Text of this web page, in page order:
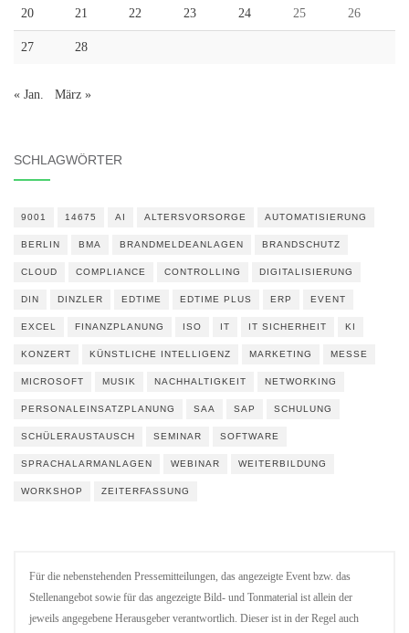
20 21 22 23 24 25 26
27 28
« Jan. März »
SCHLAGWÖRTER
9001 14675 AI ALTERSVORSORGE AUTOMATISIERUNG
BERLIN BMA BRANDMELDEANLAGEN BRANDSCHUTZ
CLOUD COMPLIANCE CONTROLLING DIGITALISIERUNG
DIN DINZLER EDTIME EDTIME PLUS ERP EVENT
EXCEL FINANZPLANUNG ISO IT IT SICHERHEIT KI
KONZERT KÜNSTLICHE INTELLIGENZ MARKETING MESSE
MICROSOFT MUSIK NACHHALTIGKEIT NETWORKING
PERSONALEINSATZPLANUNG SAA SAP SCHULUNG
SCHÜLERAUSTAUSCH SEMINAR SOFTWARE
SPRACHALARMANLAGEN WEBINAR WEITERBILDUNG
WORKSHOP ZEITERFASSUNG
Für die nebenstehenden Pressemitteilungen, das angezeigte Event bzw. das
Stellenangebot sowie für das angezeigte Bild- und Tonmaterial ist allein der
jeweils angegebene Herausgeber verantwortlich. Dieser ist in der Regel auch